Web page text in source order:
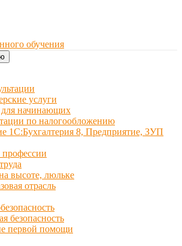
обучения
услуги
для начинающих
по налогообложению
1С:Бухгалтерия 8, Предприятие, ЗУП
профессии
высоте, люльке
отрасль
безопасность
первой помощи